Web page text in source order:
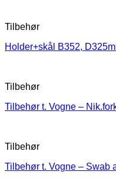
Tilbehør
Holder+skål B352,
Tilbehør
Tilbehør t. Vogne –
Tilbehør
Tilbehør t. Vogne – Swab